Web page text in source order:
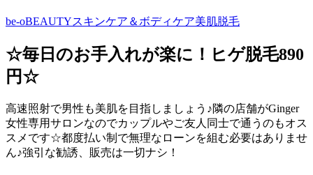
be-oBEAUTYスキンケア＆ボディケア美肌脱毛
☆毎日のお手入れが楽に！ヒゲ脱毛890
円☆
高速照射で男性も美肌を目指しましょう♪隣の店舗がGinger
女性専用サロンなのでカップルやご友人同士で通うのもオス
スメです☆都度払い制で無理なローンを組む必要はありませ
ん♪強引な勧誘、販売は一切ナシ！